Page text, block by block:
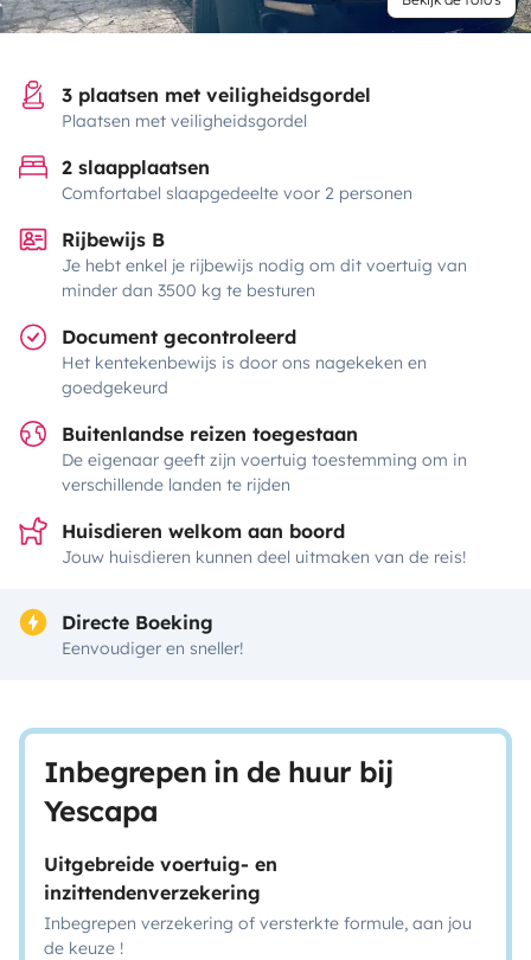
3 plaatsen met veiligheidsgordel
Plaatsen met veiligheidsgordel
2 slaapplaatsen
Comfortabel slaapgedeelte voor 2 personen
Rijbewijs B
Je hebt enkel je rijbewijs nodig om dit voertuig van
minder dan 3500 kg te besturen
Document gecontroleerd
Het kentekenbewijs is door ons nagekeken en
goedgekeurd
Buitenlandse reizen toegestaan
De eigenaar geeft zijn voertuig toestemming om in
verschillende landen te rijden
Huisdieren welkom aan boord
Jouw huisdieren kunnen deel uitmaken van de reis!
Directe Boeking
Eenvoudiger en sneller!
Inbegrepen in de huur bij
Yescapa
Uitgebreide voertuig- en
inzittendenverzekering
Inbegrepen verzekering of versterkte formule, aan jou
de keuze !